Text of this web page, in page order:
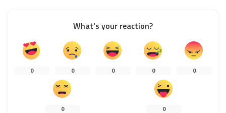
What's your reaction?
0 0 0 0 0
0 0